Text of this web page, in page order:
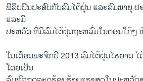
ຟິລິບ​ປິນປະສົບ​ກັບລົມໄຕ້​ຝຸ່ນ ແລະລົມ​ພາຍຸ ປ
ແລະ​ມີ
ປະ​ຫວັດ​ ທີ່ມີລົມ​ໄຕ້​ຝຸ່ນ​ຖະຫລົ່ມໃນຕອນ​ໃກ້ໆ
ໃນ​ເດືອນ​ພະ​ຈິກ​ປີ 2013 ລົມ​ໄຕ້​ຝຸ່ນ​ໄຮ​ຍານ
ໂດຍ​ເປັນ